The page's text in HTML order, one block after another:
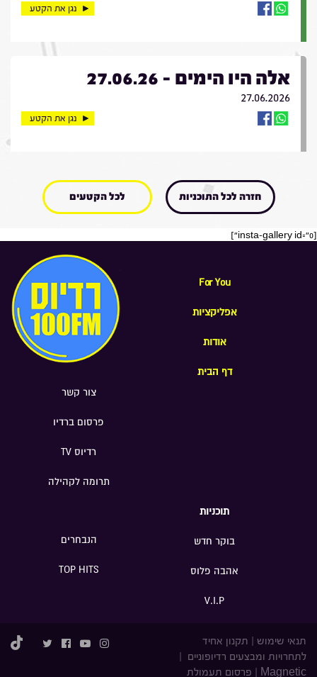
נגן את הקטע
אלה היו הימים - 27.06.26
27.06.2026
נגן את הקטע
חזרה לכל התוכניות לכל הקטעים
[insta-gallery id="0"]
For You
אפליקציות
אודות
דף הבית
צור קשר
פרסום ברדיו
רדיוס TV
תרומה לקהילה
תוכניות
בוקר חדש
אהבה פלוס
V.I.P
הנבחרים
TOP HITS
תנאי שימוש
תקנון אחיד
לתחרויות ומבצעים רדיופוניים
Magnetic
פרסום תעמולת